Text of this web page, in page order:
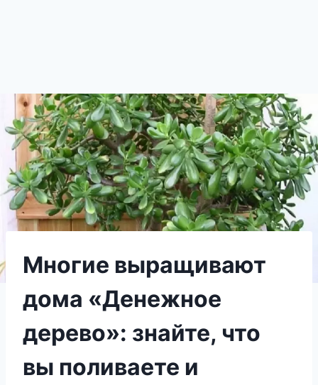
Многие выращивают
дома «Денежное
дерево»: знайте, что
вы поливаете и